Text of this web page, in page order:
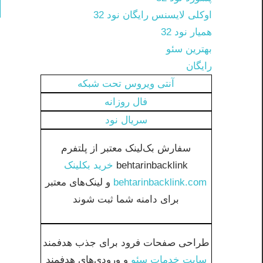
اوکلی لایسنس رایگان نود 32
همیار نود 32
بهترین سئو
رایگان
آنتی ویروس تحت شبکه
فال روزانه
سريال نود
سفارش بک‌لینک معتبر از پلتفرم
behtarinbacklink خرید بکلینک
behtarinbacklink.com و لینک‌های معتبر
برای دامنه شما ثبت شوند
طراحی صفحات فرود برای جذب هدفمند
سایت خدمات سئو و ورودی‌های هدفمند